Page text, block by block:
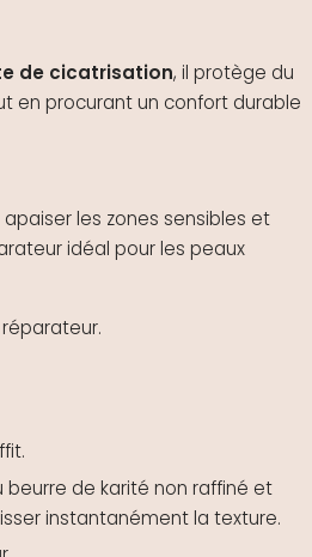
de cicatrisation, il protège du
en procurant un confort durable
apaiser les zones sensibles et
idéal pour les peaux
beurre de karité non raffiné et
instantanément la texture.